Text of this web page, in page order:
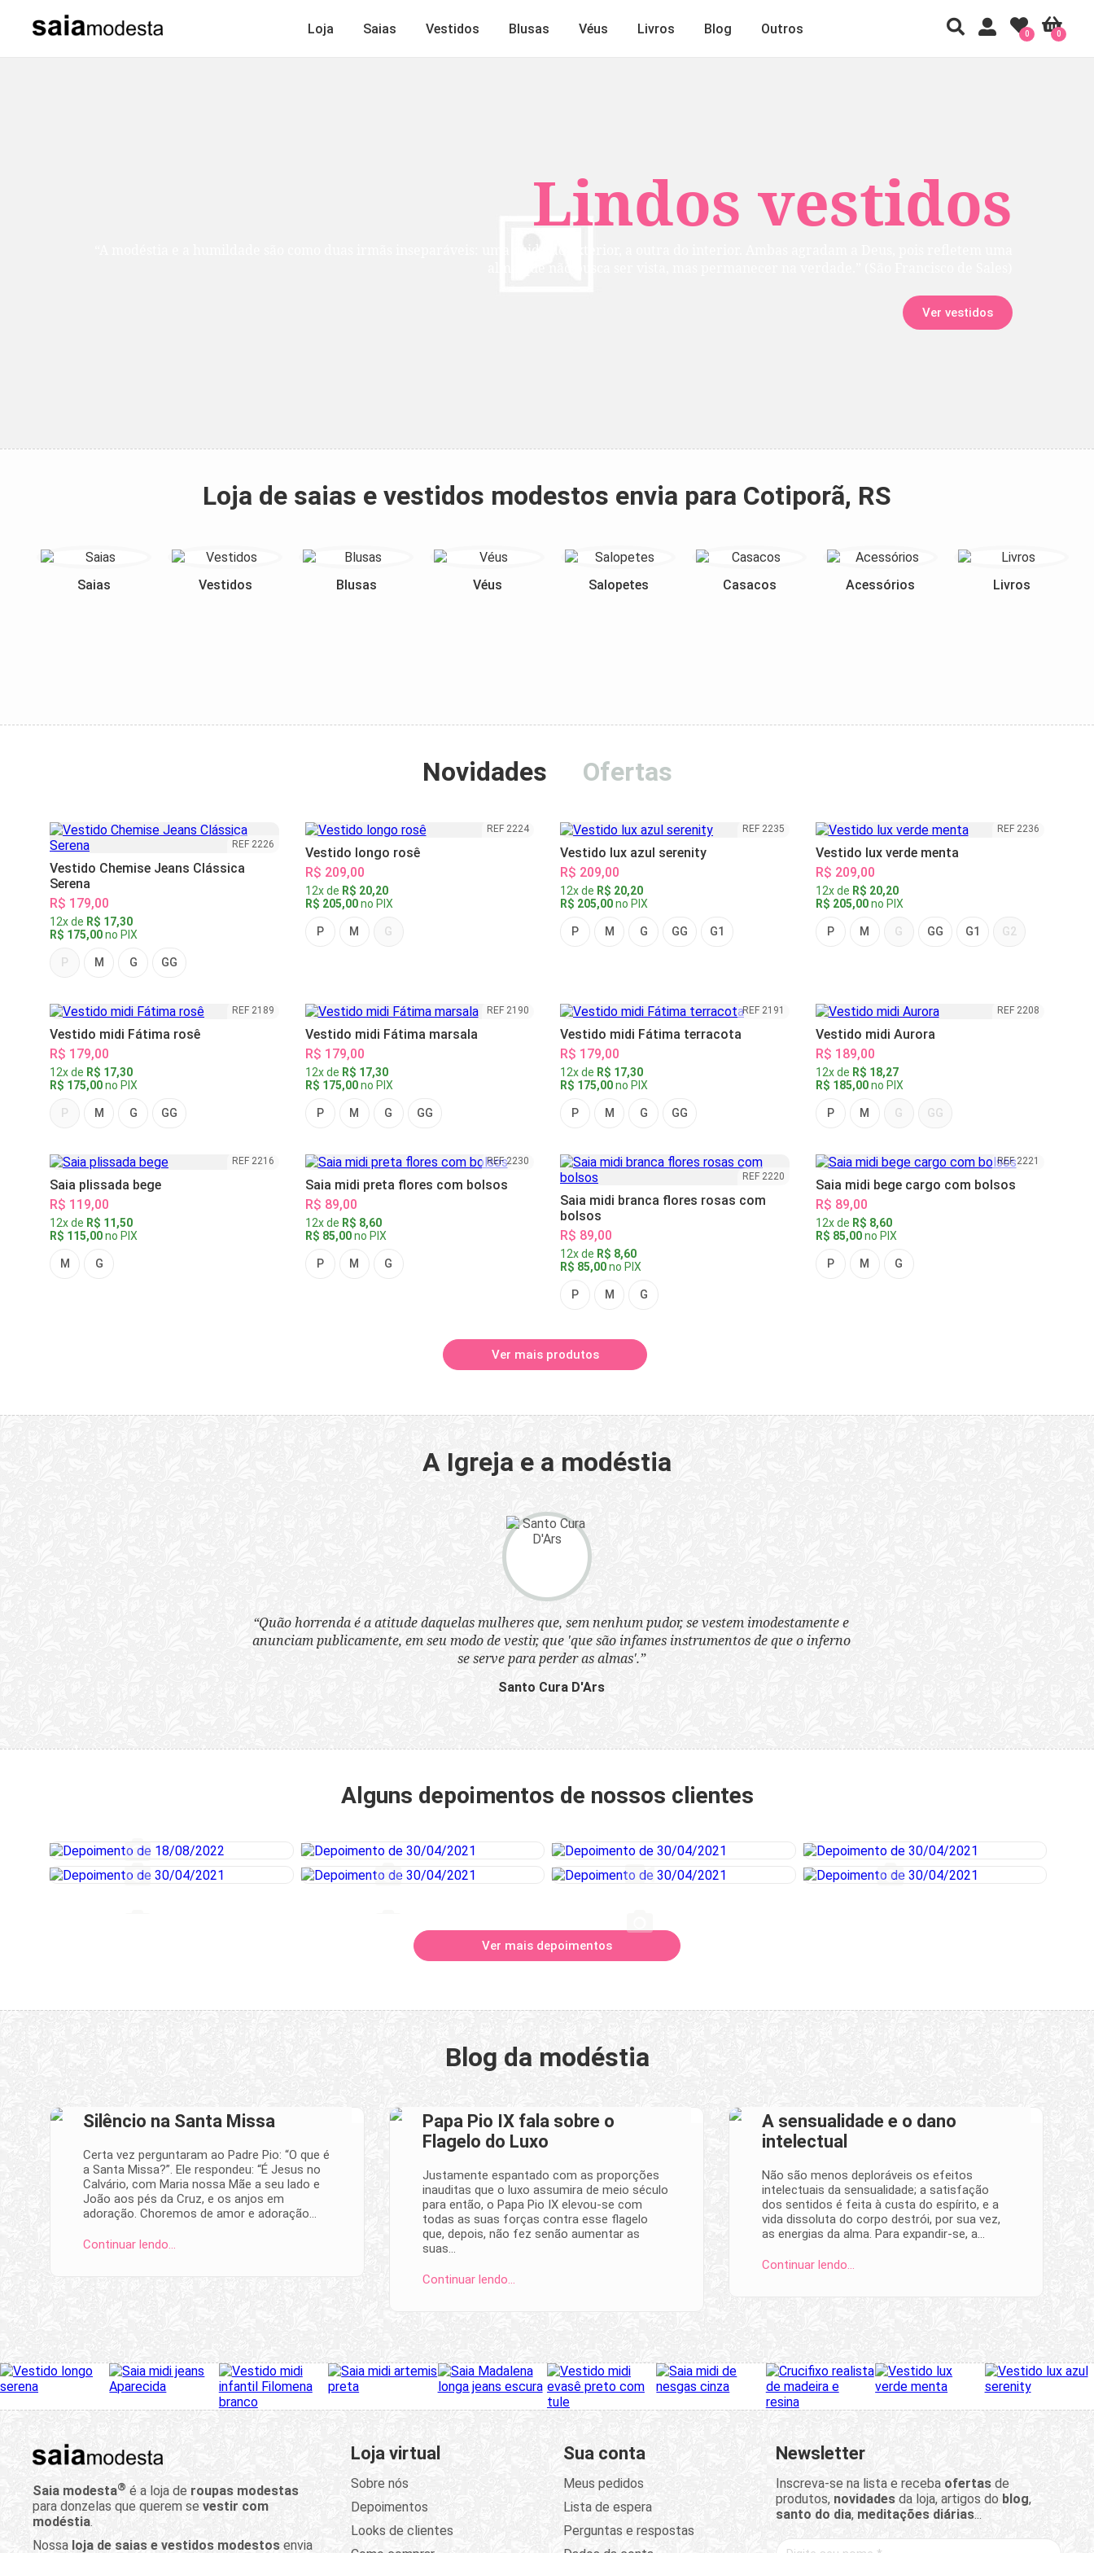
Lindos vestidos
Ver vestidos
Loja Saias Vestidos Blusas Véus Livros Blog Outros 0
0
Loja de saias e vestidos modestos envia para Cotiporã, RS
Saias Vestidos Blusas Véus Salopetes Casacos Acessórios Livros
Novidades Ofertas
REF 2226
Vestido Chemise Jeans Clássica
Serena
R$ 179,00
12x de R$ 17,30
R$ 175,00no PIX
P M G GG
REF 2224
Vestido longo rosê
R$ 209,00
12x de R$ 20,20
R$ 205,00no PIX
P M G
REF 2235
Vestido lux azul serenity
R$ 209,00
12x de R$ 20,20
R$ 205,00no PIX
P M G GG G1
REF 2236
Vestido lux verde menta
R$ 209,00
12x de R$ 20,20
R$ 205,00no PIX
P M G GG G1 G2
REF 2189
Vestido midi Fátima rosê
R$ 179,00
12x de R$ 17,30
R$ 175,00no PIX
P M G GG
REF 2190
Vestido midi Fátima marsala
R$ 179,00
12x de R$ 17,30
R$ 175,00no PIX
P M G GG
REF 2191
Vestido midi Fátima terracota
R$ 179,00
12x de R$ 17,30
R$ 175,00no PIX
P M G GG
REF 2208
Vestido midi Aurora
R$ 189,00
12x de R$ 18,27
R$ 185,00no PIX
P M G GG
REF 2216
Saia plissada bege
R$ 119,00
12x de R$ 11,50
R$ 115,00no PIX
M G
REF 2230
Saia midi preta flores com bolsos
R$ 89,00
12x de R$ 8,60
R$ 85,00no PIX
P M G
REF 2220
Saia midi branca flores rosas com
bolsos
R$ 89,00
12x de R$ 8,60
R$ 85,00no PIX
P M G
REF 2221
Saia midi bege cargo com bolsos
R$ 89,00
12x de R$ 8,60
R$ 85,00no PIX
P M G
Ver mais produtos
A Igreja e a modéstia
“Quão horrenda é a atitude daquelas mulheres que, sem nenhum pudor, se vestem imodestamente e
anunciam publicamente, em seu modo de vestir, que 'que são infames instrumentos de que o inferno
se serve para perder as almas'.”
Santo Cura D'Ars
Alguns depoimentos de nossos clientes
Ver mais depoimentos
Blog da modéstia
Silêncio na Santa Missa
Certa vez perguntaram ao Padre Pio: “O que é
a Santa Missa?”. Ele respondeu: “É Jesus no
Calvário, com Maria nossa Mãe a seu lado e
João aos pés da Cruz, e os anjos em
adoração. Choremos de amor e adoração…
Continuar lendo…
Papa Pio IX fala sobre o
Flagelo do Luxo
Justamente espantado com as proporções
inauditas que o luxo assumira de meio século
para então, o Papa Pio IX elevou-se com
todas as suas forças contra esse flagelo
que, depois, não fez senão aumentar as
suas…
Continuar lendo…
A sensualidade e o dano
intelectual
Não são menos deploráveis os efeitos
intelectuais da sensualidade; a satisfação
dos sentidos é feita à custa do espírito, e a
vida dissoluta do corpo destrói, por sua vez,
as energias da alma. Para expandir-se, a…
Continuar lendo…
Saia modesta® é a loja de roupas modestas
para donzelas que querem se vestir com
modéstia.
Nossa loja de saias e vestidos modestos envia
Loja virtual
Sobre nós
Depoimentos
Looks de clientes
Sua conta
Meus pedidos
Lista de espera
Perguntas e respostas
Newsletter
Inscreva-se na lista e receba ofertasde
produtos, novidadesda loja, artigos do blog,
santo do dia, meditações diárias...